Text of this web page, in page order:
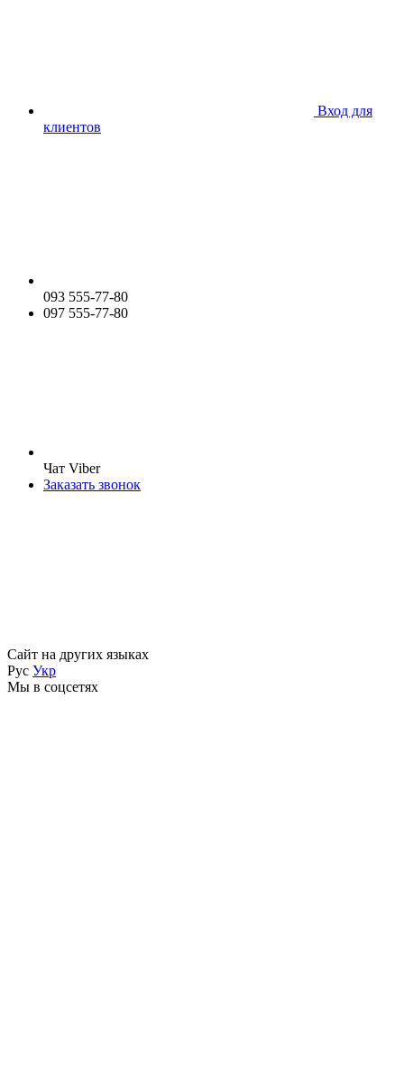
Вход для
клиентов
093 555-77-80
097 555-77-80
Чат Viber
Заказать звонок
Сайт на других языках
Рус Укр
Мы в соцсетях